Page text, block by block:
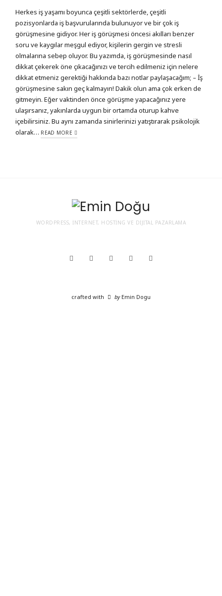
Herkes iş yaşamı boyunca çeşitli sektörlerde, çeşitli
pozisyonlarda iş başvurularında bulunuyor ve bir çok iş
görüşmesine gidiyor. Her iş görüşmesi öncesi akılları benzer
soru ve kaygılar meşgul ediyor, kişilerin gergin ve stresli
olmalarına sebep oluyor. Bu yazımda, iş görüşmesinde nasıl
dikkat çekerek öne çıkacağınızı ve tercih edilmeniz için nelere
dikkat etmeniz gerektiği hakkında bazı notlar paylaşacağım; – İş
görüşmesine sakın geç kalmayın! Dakik olun ama çok erken de
gitmeyin. Eğer vaktinden önce görüşme yapacağınız yere
ulaşırsanız, yakınlarda uygun bir ortamda oturup kahve
içebilirsiniz. Bu aynı zamanda sinirlerinizi yatıştırarak psikolojik
olarak… READ MORE
WORDPRESS, İNTERNET, HOSTING VE DIJITAL PAZARLAMA
crafted with byEmin Dogu